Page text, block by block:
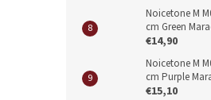
Noicetone M
cm Green
€14,90
Noicetone M
cm Purple
€15,10